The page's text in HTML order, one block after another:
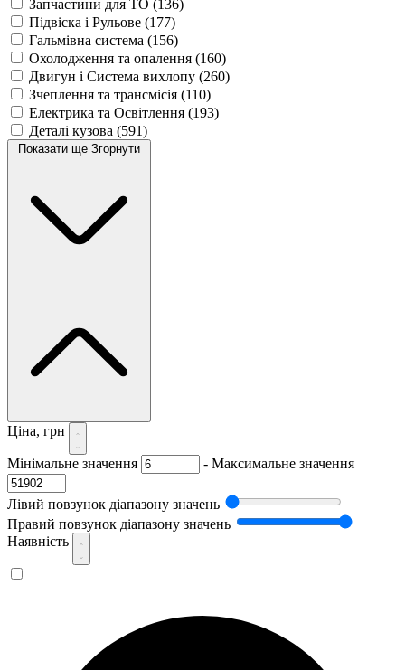
Запчастини для ТО (136)
Підвіска і Рульове (177)
Гальмівна система (156)
Охолодження та опалення (160)
Двигун і Система вихлопу (260)
Зчеплення та трансмісія (110)
Електрика та Освітлення (193)
Деталі кузова (591)
Показати ще Згорнути
Ціна, грн
Мінімальне значення - Максимальне значення
Лівий повзунок діапазону значень
Правий повзунок діапазону значень
Наявність